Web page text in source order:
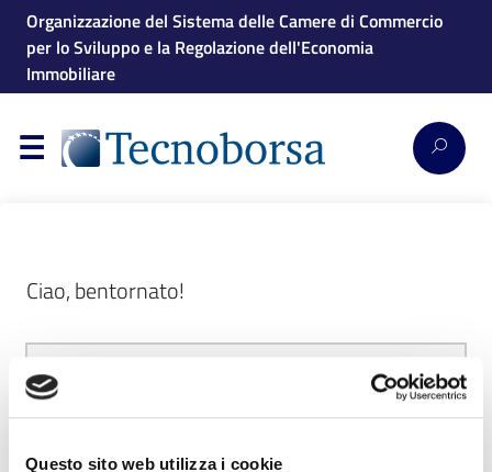
Questo sito web utilizza i cookie
Organizzazione del Sistema delle Camere di Commercio
per lo Sviluppo e la Regolazione dell'Economia
Immobiliare
Ciao, bentornato!